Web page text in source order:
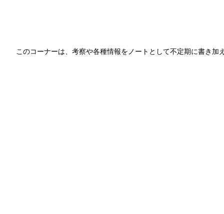
このコーナーは、考察や各種情報をノートとして不定期に書き